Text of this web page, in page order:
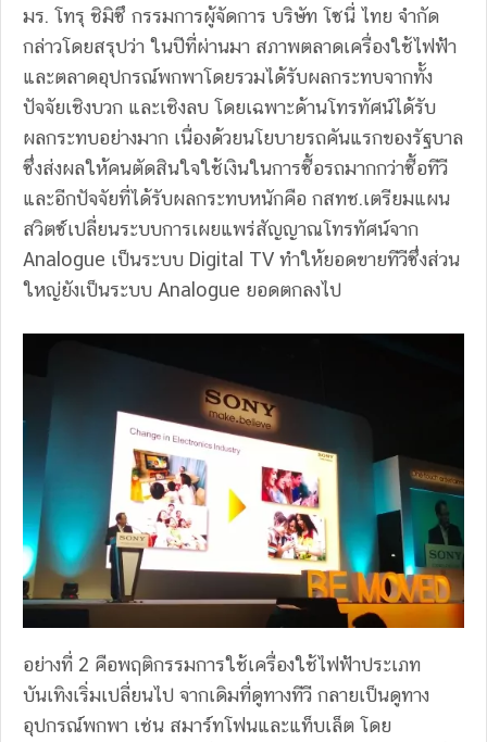
มร. โทรุ ชิมิซึ กรรมการผู้จัดการ บริษัท โซนี่ ไทย จำกัด
กล่าวโดยสรุปว่า ในปีที่ผ่านมา สภาพตลาดเครื่องใช้ไฟฟ้า
และตลาดอุปกรณ์พกพาโดยรวมได้รับผลกระทบจากทั้ง
ปัจจัยเชิงบวก และเชิงลบ โดยเฉพาะด้านโทรทัศน์ได้รับ
ผลกระทบอย่างมาก เนื่องด้วยนโยบายรถคันแรกของรัฐบาล
ซึ่งส่งผลให้คนตัดสินใจใช้เงินในการซื้อรถมากกว่าซื้อทีวี
และอีกปัจจัยที่ได้รับผลกระทบหนักคือ กสทช.เตรียมแผน
สวิตซ์เปลี่ยนระบบการเผยแพร่สัญญาณโทรทัศน์จาก
Analogue เป็นระบบ Digital TV ทำให้ยอดขายทีวีซึ่งส่วน
ใหญ่ยังเป็นระบบ Analogue ยอดตกลงไป
อย่างที่ 2 คือพฤติกรรมการใช้เครื่องใช้ไฟฟ้าประเภท
บันเทิงเริ่มเปลี่ยนไป จากเดิมที่ดูทางทีวี กลายเป็นดูทาง
อุปกรณ์พกพา เช่น สมาร์ทโฟนและแท็บเล็ต โดย